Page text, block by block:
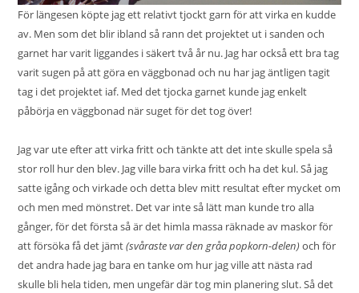
För längesen köpte jag ett relativt tjockt garn för att virka en kudde
av. Men som det blir ibland så rann det projektet ut i sanden och
garnet har varit liggandes i säkert två år nu. Jag har också ett bra tag
varit sugen på att göra en väggbonad och nu har jag äntligen tagit
tag i det projektet iaf. Med det tjocka garnet kunde jag enkelt
påbörja en väggbonad när suget för det tog över!
Jag var ute efter att virka fritt och tänkte att det inte skulle spela så
stor roll hur den blev. Jag ville bara virka fritt och ha det kul. Så jag
satte igång och virkade och detta blev mitt resultat efter mycket om
och men med mönstret. Det var inte så lätt man kunde tro alla
gånger, för det första så är det himla massa räknade av maskor för
att försöka få det jämt(svåraste var den gråa popkorn-delen)och för
det andra hade jag bara en tanke om hur jag ville att nästa rad
skulle bli hela tiden, men ungefär där tog min planering slut. Så det